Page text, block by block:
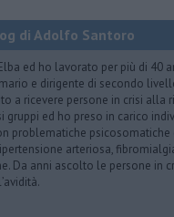
di Adolfo Santoro
ed ho lavorato per più di 40
e dirigente di secondo
a ricevere persone in crisi alla
gruppi ed ho preso in carico
problematiche
arteriosa,
Da anni ascolto le persone in